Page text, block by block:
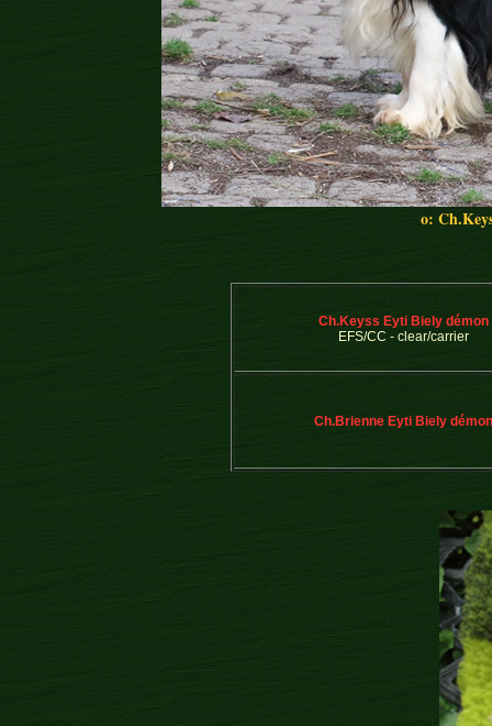
o:
Ch.Keyss Eyti Biely démon
EFS/CC - clear/carrier
Ch.Brienne Eyti Biely démon